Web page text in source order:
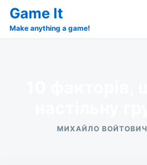
SkipSearch
for:
Game It
Make anything a game!
МИХАЙЛО ВОЙТОВИЧ